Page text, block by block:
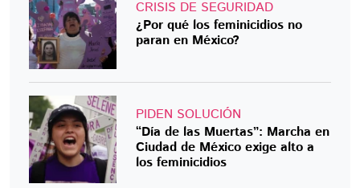
CRISIS DE SEGURIDAD
¿Por qué los feminicidios no
paran en México?
PIDEN SOLUCIÓN
“Día de las Muertas”: Marcha en
Ciudad de México exige alto a
los feminicidios